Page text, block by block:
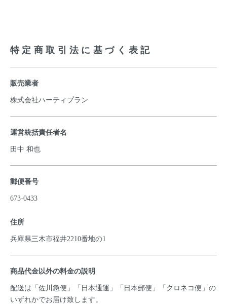
特定商取引法に基づく表記
販売業者
株式会社ハーティプラン
運営統括責任者名
田中 和也
郵便番号
673-0433
住所
兵庫県三木市福井2210番地の1
商品代金以外の料金の説明
配送は「佐川急便」「日本通運」「日本郵便」「クロネコ便」の
いずれかでお届け致します。